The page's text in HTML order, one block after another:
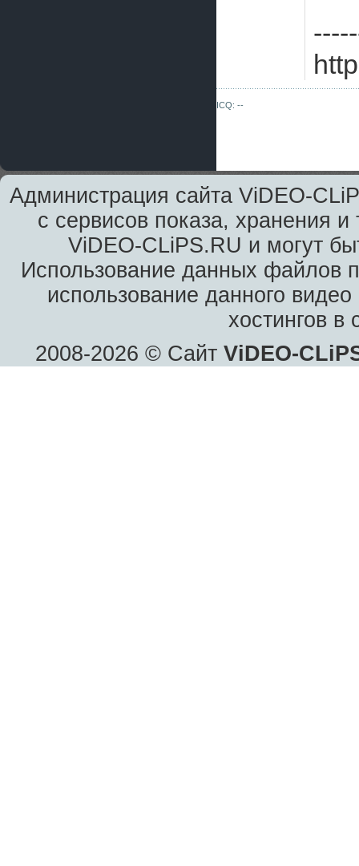
ICQ: --
Администрация сайта ViDEO-
с сервисов показа, хранения
ViDEO-CLiPS.RU и могут
Использование данных файлов
использование данного
хостингов в
2008-2026 © Сайт ViDEO-